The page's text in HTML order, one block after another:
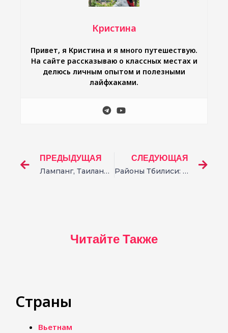
Кристина
Привет, я Кристина и я много путешествую.
На сайте рассказываю о классных местах и
делюсь личным опытом и полезными
лайфхаками.
ПРЕДЫДУЩАЯ
Лампанг, Таиланд: что посмотреть и как добраться из Чиангмая
СЛЕДУЮЩАЯ
Районы Тбилиси: где лучше жить и остановиться туристу
Читайте Также
Страны
Вьетнам